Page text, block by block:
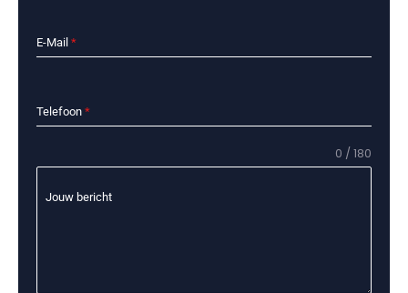
E-Mail *
Telefoon *
Jouw bericht
0 / 180